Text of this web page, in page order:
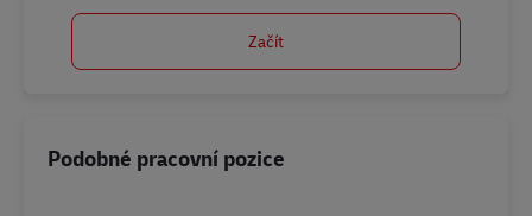
Začít
Podobné pracovní pozice